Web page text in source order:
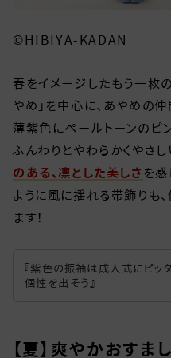
©HIBIYA-KADAN
春をイメージしたもう一枚
やめ」を中心に、あやめの仲
薄紫色にペールトーンのピ
ふんわりとやわらかくやさし
のある、凛とした美しさ を感
ように風に揺れる帯飾りも
ます！
『紫色の振袖は成人式にピッ
個性を出そう』
【夏】爽やかおすま